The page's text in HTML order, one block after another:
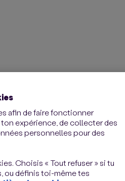
afin de faire fonctionner
expérience, de collecter des
personnelles pour des
Choisis « Tout refuser » si tu
ou définis toi-même tes